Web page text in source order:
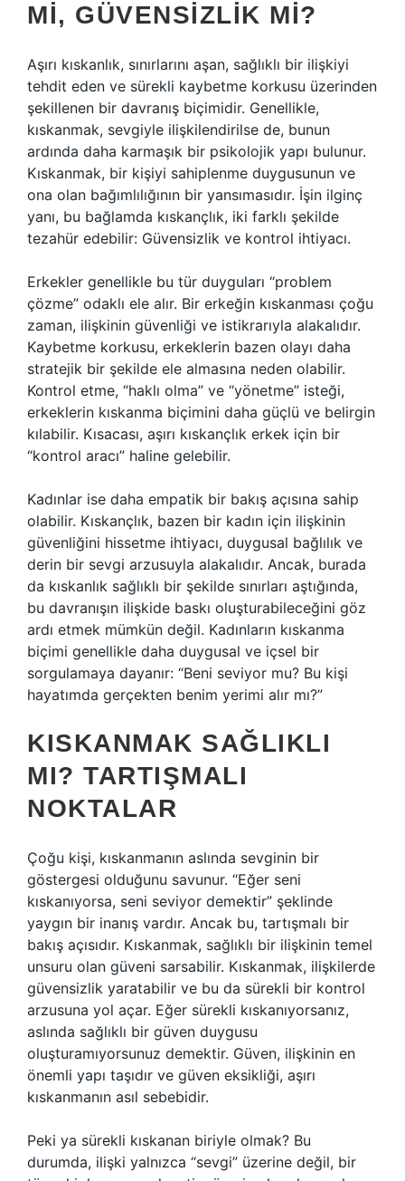
MI, GÜVENSIZLIK MI?
Aşırı kıskanlık, sınırlarını aşan, sağlıklı bir ilişkiyi
tehdit eden ve sürekli kaybetme korkusu üzerinden
şekillenen bir davranış biçimidir. Genellikle,
kıskanmak, sevgiyle ilişkilendirilse de, bunun
ardında daha karmaşık bir psikolojik yapı bulunur.
Kıskanmak, bir kişiyi sahiplenme duygusunun ve
ona olan bağımlılığının bir yansımasıdır. İşin ilginç
yanı, bu bağlamda kıskançlık, iki farklı şekilde
tezahür edebilir: Güvensizlik ve kontrol ihtiyacı.
Erkekler genellikle bu tür duyguları “problem
çözme” odaklı ele alır. Bir erkeğin kıskanması çoğu
zaman, ilişkinin güvenliği ve istikrarıyla alakalıdır.
Kaybetme korkusu, erkeklerin bazen olayı daha
stratejik bir şekilde ele almasına neden olabilir.
Kontrol etme, “haklı olma” ve “yönetme” isteği,
erkeklerin kıskanma biçimini daha güçlü ve belirgin
kılabilir. Kısacası, aşırı kıskançlık erkek için bir
“kontrol aracı” haline gelebilir.
Kadınlar ise daha empatik bir bakış açısına sahip
olabilir. Kıskançlık, bazen bir kadın için ilişkinin
güvenliğini hissetme ihtiyacı, duygusal bağlılık ve
derin bir sevgi arzusuyla alakalıdır. Ancak, burada
da kıskanlık sağlıklı bir şekilde sınırları aştığında,
bu davranışın ilişkide baskı oluşturabileceğini göz
ardı etmek mümkün değil. Kadınların kıskanma
biçimi genellikle daha duygusal ve içsel bir
sorgulamaya dayanır: “Beni seviyor mu? Bu kişi
hayatımda gerçekten benim yerimi alır mı?”
KISKANMAK SAĞLIKLI
MI? TARTIŞMALI
NOKTALAR
Çoğu kişi, kıskanmanın aslında sevginin bir
göstergesi olduğunu savunur. “Eğer seni
kıskanıyorsa, seni seviyor demektir” şeklinde
yaygın bir inanış vardır. Ancak bu, tartışmalı bir
bakış açısıdır. Kıskanmak, sağlıklı bir ilişkinin temel
unsuru olan güveni sarsabilir. Kıskanmak, ilişkilerde
güvensizlik yaratabilir ve bu da sürekli bir kontrol
arzusuna yol açar. Eğer sürekli kıskanıyorsanız,
aslında sağlıklı bir güven duygusu
oluşturamıyorsunuz demektir. Güven, ilişkinin en
önemli yapı taşıdır ve güven eksikliği, aşırı
kıskanmanın asıl sebebidir.
Peki ya sürekli kıskanan biriyle olmak? Bu
durumda, ilişki yalnızca “sevgi” üzerine değil, bir